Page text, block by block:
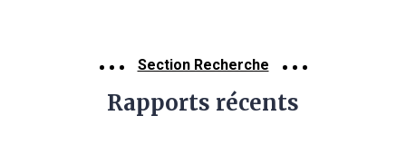
Section Recherche
Rapports récents